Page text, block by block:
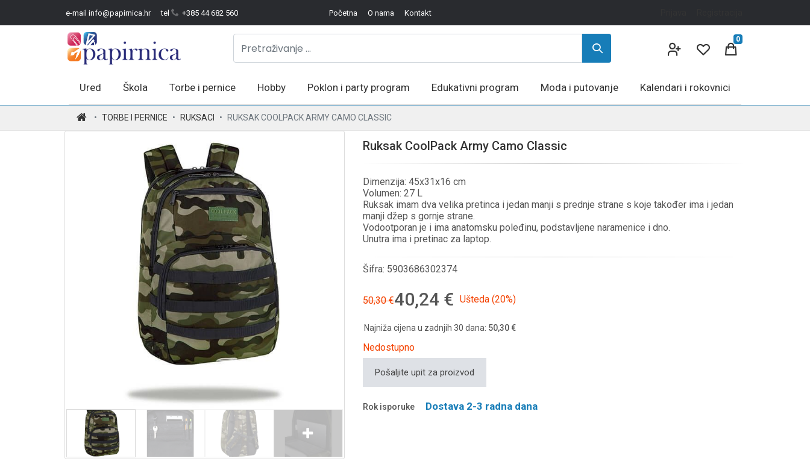
e-mail info@papirnica.hr tel +385 44 682 560 Početna O nama Kontakt
0
Ured Škola Torbe i pernice Hobby Poklon i party program Edukativni program Moda i putovanje Kalendari i rokovnici
TORBE I PERNICE RUKSACI RUKSAK COOLPACK ARMY CAMO CLASSIC
Ruksak CoolPack Army Camo Classic
Dimenzija: 45x31x16 cm
Volumen: 27 L
Ruksak imam dva velika pretinca i jedan manji s prednje strane s koje također ima i jedan
manji džep s gornje strane.
Vodootporan je i ima anatomsku poleđinu, podstavljene naramenice i dno.
Unutra ima i pretinac za laptop.
Šifra: 5903686302374
50,30 €40,24 € Ušteda (20%)
Najniža cijena u zadnjih 30 dana: 50,30 €
Nedostupno
Pošaljite upit za proizvod
Rok isporuke Dostava 2-3 radna dana